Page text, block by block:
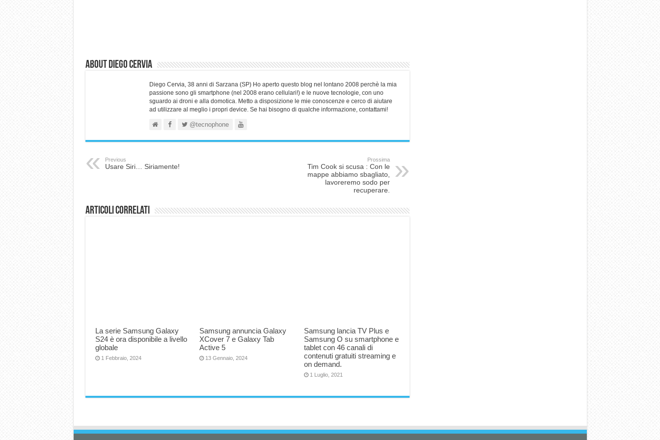
About Diego Cervia
Diego Cervia, 38 anni di Sarzana (SP) Ho aperto questo blog nel lontano 2008 perchè la mia
passione sono gli smartphone (nel 2008 erano cellulari!) e le nuove tecnologie, con uno
sguardo ai droni e alla domotica. Metto a disposizione le mie conoscenze e cerco di aiutare
ad utilizzare al meglio i propri device. Se hai bisogno di qualche informazione, contattami!
@tecnophone
Previous
Usare Siri… Siriamente!
Prossima
Tim Cook si scusa : Con le
mappe abbiamo sbagliato,
lavoreremo sodo per
recuperare.
Articoli correlati
La serie Samsung Galaxy
S24 è ora disponibile a livello
globale
1 Febbraio, 2024
Samsung annuncia Galaxy
XCover 7 e Galaxy Tab
Active 5
13 Gennaio, 2024
Samsung lancia TV Plus e
Samsung O su smartphone e
tablet con 46 canali di
contenuti gratuiti streaming e
on demand.
1 Luglio, 2021